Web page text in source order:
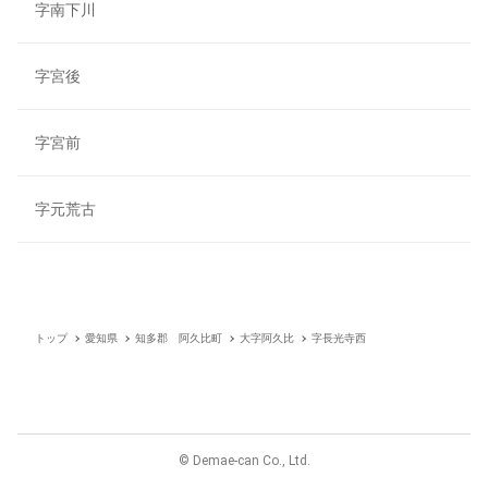
字南下川
字宮後
字宮前
字元荒古
トップ 愛知県 知多郡 阿久比町 大字阿久比 字長光寺西
© Demae-can Co., Ltd.